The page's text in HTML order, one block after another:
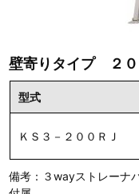
壁寄りタイプ ２０
型式
ＫＳ３－２００ＲＪ
備考：３wayストレーナ